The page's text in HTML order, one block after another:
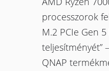
processzorok
M.2 PCIe Gen
teljesítményét”
QNAP